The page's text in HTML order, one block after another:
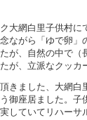
大網白里子供村に
ながら「ゆで卵」
が、自然の中で（
が、立派なクッカ
きました、大網白
御座居ました。子
していてリハーサ